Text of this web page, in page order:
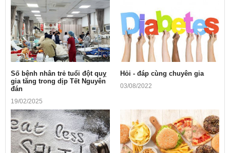
Số bệnh nhân trẻ tuổi đột quỵ
gia tăng trong dịp Tết Nguyên
đán
19/02/2025
Hỏi - đáp cùng chuyên gia
03/08/2022